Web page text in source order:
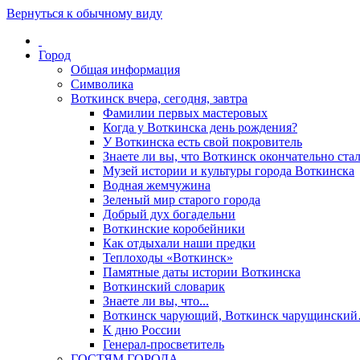
Вернуться к обычному виду
Город
Общая информация
Символика
Воткинск вчера, сегодня, завтра
Фамилии первых мастеровых
Когда у Воткинска день рождения?
У Воткинска есть свой покровитель
Знаете ли вы, что Воткинск окончательно
Музей истории и культуры города Воткинска
Водная жемчужина
Зеленый мир старого города
Добрый дух богадельни
Воткинские коробейники
Как отдыхали наши предки
Теплоходы «Воткинск»
Памятные даты истории Воткинска
Воткинский словарик
Знаете ли вы, что...
Воткинск чарующий, Воткинск
К дню России
Генерал-просветитель